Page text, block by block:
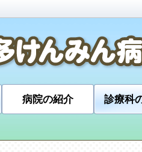
病院の紹介 診療科